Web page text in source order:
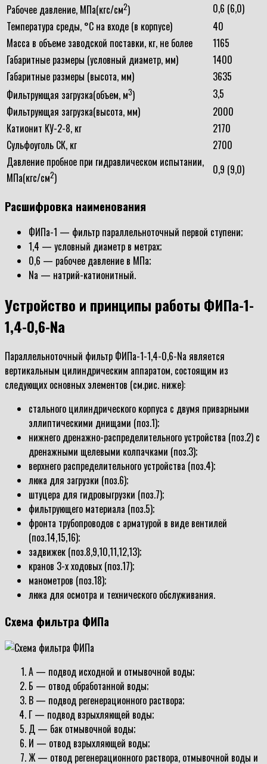
Рабочее давление, МПа(кгс/см2)
0,6 (6,0)
Температура среды, °С на входе (в корпусе)
40
Масса в объеме заводской поставки, кг, не более
1165
Габаритные размеры (условный диаметр, мм)
1400
Габаритные размеры (высота, мм)
3635
Фильтрующая загрузка(объем, м3)
3,5
Фильтрующая загрузка(высота, мм)
2000
Катионит КУ-2-8, кг
2170
Сульфоуголь СК, кг
2700
Давление пробное при гидравлическом испытании,
МПа(кгс/см2)
0,9 (9,0)
Расшифровка наименования
ФИПа-1 — фильтр параллельноточный первой ступени;
1,4 — условный диаметр в метрах;
0,6 — рабочее давление в МПа;
Na — натрий-катионитный.
Устройство и принципы работы ФИПа-1-
1,4-0,6-Na
Параллельноточный фильтр ФИПа-1-1,4-0,6-Na является
вертикальным цилиндрическим аппаратом, состоящим из
следующих основных элементов (см.рис. ниже):
стального цилиндрического корпуса с двумя приварными
эллиптическими днищами (поз.1);
нижнего дренажно-распределительного устройства (поз.2) с
дренажными щелевыми колпачками (поз.3);
верхнего распределительного устройства (поз.4);
люка для загрузки (поз.6);
штуцера для гидровыгрузки (поз.7);
фильтрующего материала (поз.5);
фронта трубопроводов с арматурой в виде вентилей
(поз.14,15,16);
задвижек (поз.8,9,10,11,12,13);
кранов 3-х ходовых (поз.17);
манометров (поз.18);
люка для осмотра и технического обслуживания.
Схема фильтра ФИПа
А — подвод исходной и отмывочной воды;
Б — отвод обработанной воды;
В — подвод регенерационного раствора;
Г — подвод взрыхляющей воды;
Д — бак отмывочной воды;
И — отвод взрыхляющей воды;
Ж — отвод регенерационного раствора, отмывочной воды и